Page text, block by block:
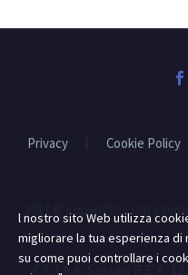
Privacy Cookie Policy
C.C.I.A.A. Sassari R.E.A.
l nostro sito Web utilizza
migliorare la tua esperienza di
su come puoi controllare i